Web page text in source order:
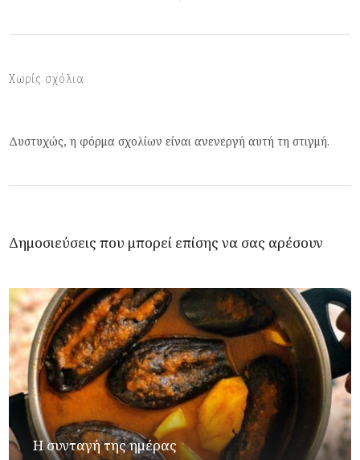
Χωρίς σχόλια
Δυστυχώς, η φόρμα σχολίων είναι ανενεργή αυτή τη στιγμή.
Δημοσιεύσεις που μπορεί επίσης να σας αρέσουν
Η συνταγή της ημέρας